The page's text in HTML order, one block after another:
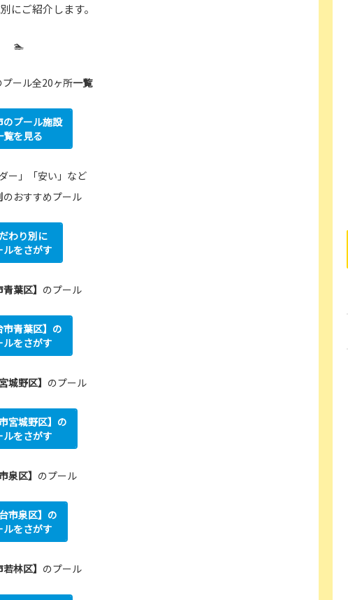
にご紹介します。
🏊
ール全20ヶ所一覧
のプール施設
覧を見る
ー」「安い」など
のおすすめプール
わり別に
ルをさがす
葉区】 のプール
市青葉区】の
ルをさがす
城野区】 のプール
市宮城野区】の
ルをさがす
泉区】 のプール
台市泉区】の
ルをさがす
林区】 のプール